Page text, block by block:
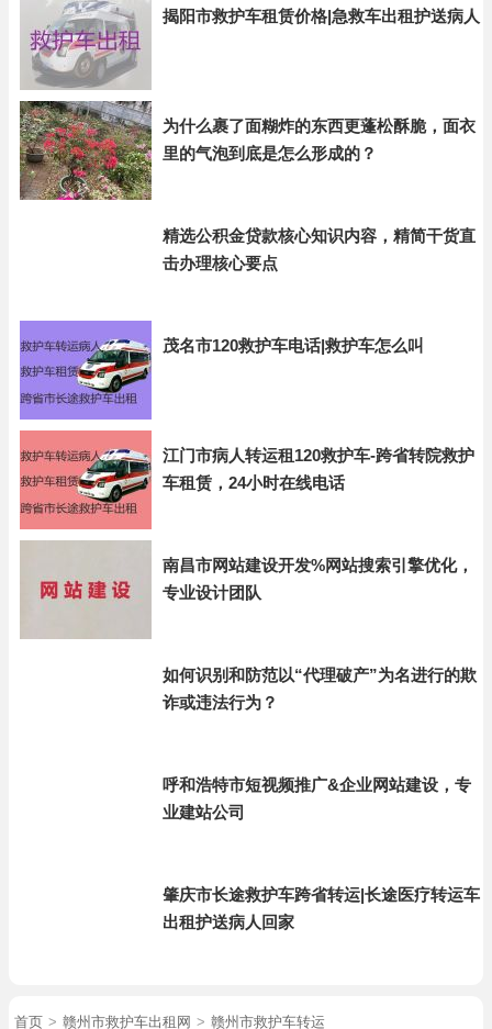
揭阳市救护车租赁价格|急救车出租护送病人
为什么裹了面糊炸的东西更蓬松酥脆，面衣
里的气泡到底是怎么形成的？
精选公积金贷款核心知识内容，精简干货直
击办理核心要点
茂名市120救护车电话|救护车怎么叫
江门市病人转运租120救护车-跨省转院救护
车租赁，24小时在线电话
南昌市网站建设开发%网站搜索引擎优化，
专业设计团队
如何识别和防范以“代理破产”为名进行的欺
诈或违法行为？
呼和浩特市短视频推广&企业网站建设，专
业建站公司
肇庆市长途救护车跨省转运|长途医疗转运车
出租护送病人回家
首页 > 赣州市救护车出租网 > 赣州市救护车转运